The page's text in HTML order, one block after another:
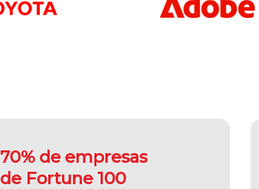
70% de empresas
de Fortune 100